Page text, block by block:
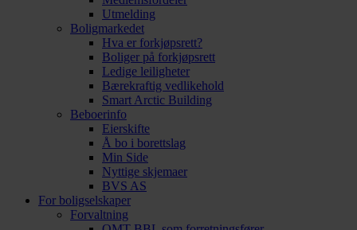
Utmelding
Boligmarkedet
Hva er forkjøpsrett?
Boliger på forkjøpsrett
Ledige leiligheter
Bærekraftig vedlikehold
Smart Arctic Building
Beboerinfo
Eierskifte
Å bo i borettslag
Min Side
Nyttige skjemaer
BVS AS
For boligselskaper
Forvaltning